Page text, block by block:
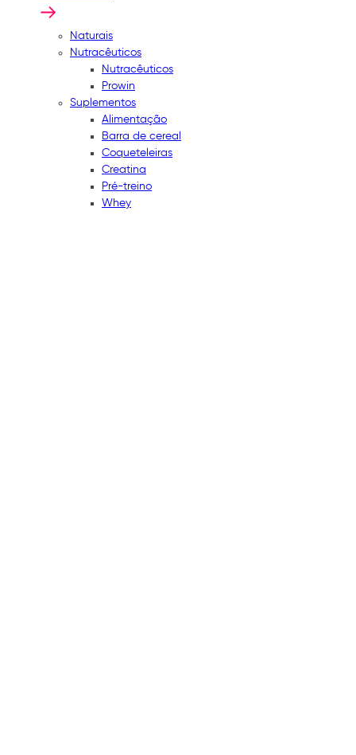
Naturais
Nutracêuticos
Nutracêuticos
Prowin
Suplementos
Alimentação
Barra de cereal
Coqueteleiras
Creatina
Pré-treino
Whey